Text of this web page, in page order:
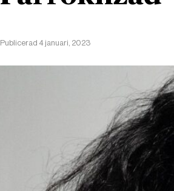
Publicerad 4 januari, 2023